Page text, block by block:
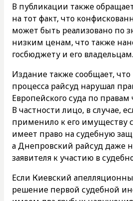
В публикации также
на тот факт, что
может быть реализовано по
низким ценам, что также
госбюджету и его владельцам.
Издание также сообщает, что
процесса райсуд нарушал
Европейского суда по правам
В частности лицо, в случае,
применило к его имуществу
имеет право на судебную
а Днепровский райсуд даже
заявителя к участию в
Если Киевский
решение первой судебной